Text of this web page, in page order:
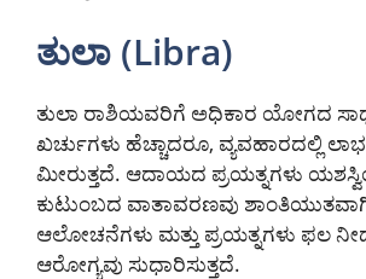
ತುಲಾ (Libra)
ತುಲಾ ರಾಶಿಯವರಿಗೆ ಅಧಿಕಾರ ಯೋಗದ
ಖರ್ಚುಗಳು ಹೆಚ್ಚಾದರೂ, ವ್ಯವಹಾರದಲ್ಲಿ
ಮೀರುತ್ತದೆ. ಆದಾಯದ ಪ್ರಯತ್ನಗಳು
ಕುಟುಂಬದ ವಾತಾವರಣವು
ಆಲೋಚನೆಗಳು ಮತ್ತು ಪ್ರಯತ್ನಗಳು ಫಲ
ಆರೋಗ್ಯವು ಸುಧಾರಿಸುತ್ತದೆ.